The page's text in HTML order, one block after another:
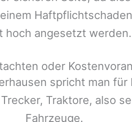
hoch angesetzt werden.
oder
spricht man für
Traktore, also
Fahrzeuge.